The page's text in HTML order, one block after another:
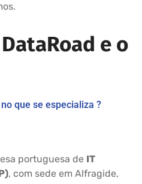
e o
que se especializa ?
portuguesa de IT
, com sede em Alfragide,